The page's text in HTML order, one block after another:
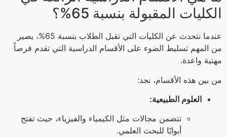
الكليات المقبولة بنسبة 65%؟
عندما نتحدث عن الكليات التي تقبل الطلاب بنسبة 65%، يصير
من المهم تسليط الضوء على الأقسام الدراسية التي تقدم فرصاً
مهنية واعدة.
من بين هذه الأقسام، نجد:
العلوم الطبيعية:
تتضمن مجالات مثل الكيمياء والفيزياء، حيث تفتح
أبوابًا للبحث العلمي.